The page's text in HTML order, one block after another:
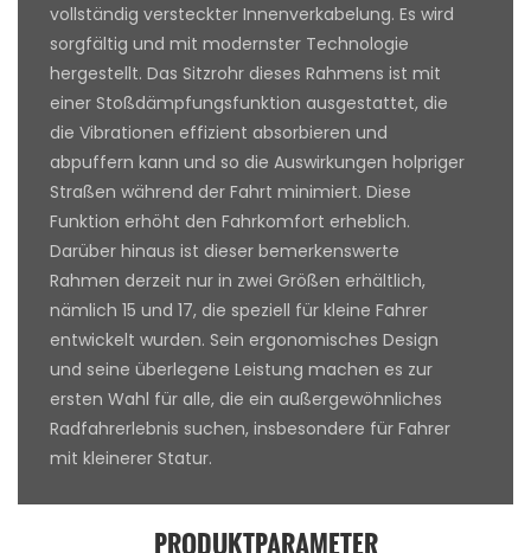
vollständig versteckter Innenverkabelung. Es wird
sorgfältig und mit modernster Technologie
hergestellt. Das Sitzrohr dieses Rahmens ist mit
einer Stoßdämpfungsfunktion ausgestattet, die
die Vibrationen effizient absorbieren und
abpuffern kann und so die Auswirkungen holpriger
Straßen während der Fahrt minimiert. Diese
Funktion erhöht den Fahrkomfort erheblich.
Darüber hinaus ist dieser bemerkenswerte
Rahmen derzeit nur in zwei Größen erhältlich,
nämlich 15 und 17, die speziell für kleine Fahrer
entwickelt wurden. Sein ergonomisches Design
und seine überlegene Leistung machen es zur
ersten Wahl für alle, die ein außergewöhnliches
Radfahrerlebnis suchen, insbesondere für Fahrer
mit kleinerer Statur.
PRODUKTPARAMETER